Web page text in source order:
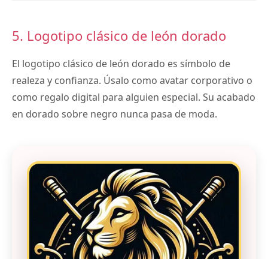
5. Logotipo clásico de león dorado
El logotipo clásico de león dorado es símbolo de
realeza y confianza. Úsalo como avatar corporativo o
como regalo digital para alguien especial. Su acabado
en dorado sobre negro nunca pasa de moda.